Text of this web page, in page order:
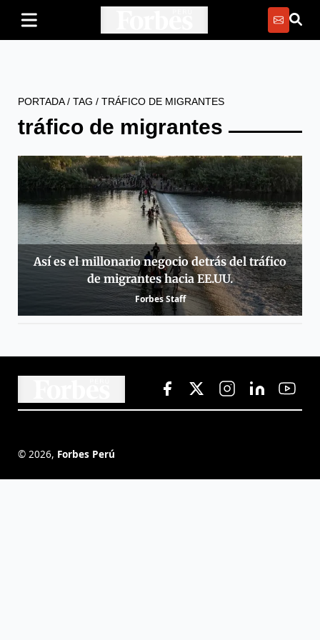
PORTADA/ TAG / TRÁFICO DE MIGRANTES
tráfico de migrantes
Así es el millonario negocio detrás del tráfico
de migrantes hacia EE.UU.
Forbes Staff
© 2026, Forbes Perú